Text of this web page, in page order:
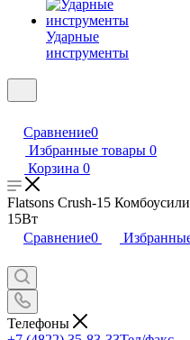
Ударные
инструменты
Сравнение0
Избранные товары 0
Корзина 0
Flatsons Crush-15
15Вт
Сравнение0
Телефоны